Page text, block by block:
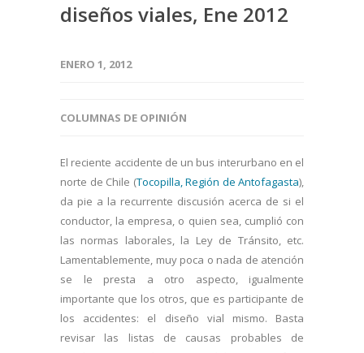
diseños viales, Ene 2012
ENERO 1, 2012
COLUMNAS DE OPINIÓN
El reciente accidente de un bus interurbano en el
norte de Chile (Tocopilla, Región de Antofagasta),
da pie a la recurrente discusión acerca de si el
conductor, la empresa, o quien sea, cumplió con
las normas laborales, la Ley de Tránsito, etc.
Lamentablemente, muy poca o nada de atención
se le presta a otro aspecto, igualmente
importante que los otros, que es participante de
los accidentes: el diseño vial mismo. Basta
revisar las listas de causas probables de